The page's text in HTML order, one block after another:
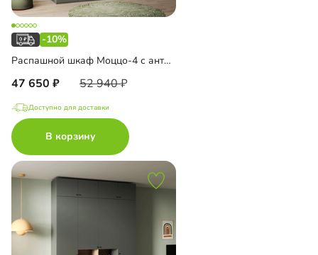
-10%
Распашной шкаф Моццо-4 с антресолью
47 650 52 940
Доступно для доставки
В корзину